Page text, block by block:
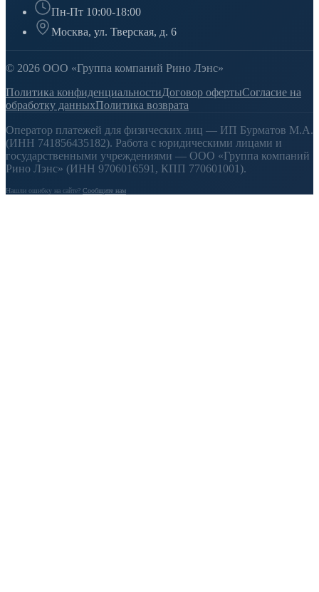
Пн-Пт 10:00-18:00
Москва, ул. Тверская, д. 6
© 2026 ООО «Группа компаний Рино Лэнс»
Политика конфиденциальностиДоговор офертыСогласие на
обработку данныхПолитика возврата
Оператор платежей для физических лиц — ИП Бурматов М.А.
(ИНН 741856435182). Работа с юридическими лицами и
государственными учреждениями — ООО «Группа компаний
Рино Лэнс» (ИНН 9706016591, КПП 770601001).
Нашли ошибку на сайте? Сообщите нам